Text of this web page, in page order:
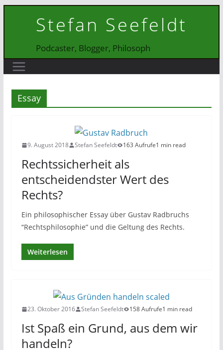
Stefan Seefeldt
Podcaster, Blogger, Philosoph
Essay
9. August 2018 Stefan Seefeldt 163 Aufrufe1 min read
Rechtssicherheit als
entscheidendster Wert des
Rechts?
Ein philosophischer Essay über Gustav Radbruchs
“Rechtsphilosophie” und die Geltung des Rechts.
Weiterlesen
23. Oktober 2016 Stefan Seefeldt 158 Aufrufe1 min read
Ist Spaß ein Grund, aus dem wir
handeln?